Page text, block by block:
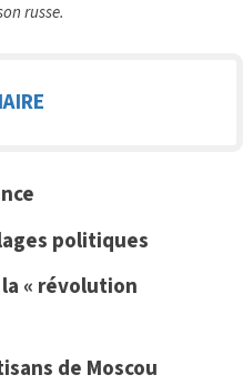
russe.
politiques
« révolution
de Moscou